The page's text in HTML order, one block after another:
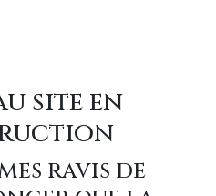
site en
ravis de